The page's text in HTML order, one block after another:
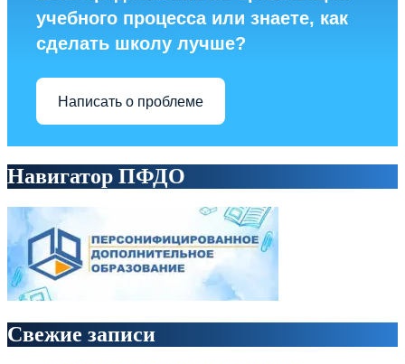
учебного процесса или знаете, как
сделать школу лучше?
Написать о проблеме
Навигатор ПФДО
Свежие записи